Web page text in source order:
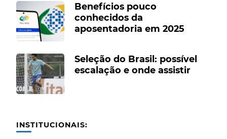
Benefícios pouco
conhecidos da
aposentadoria em 2025
Seleção do Brasil: possível
escalação e onde assistir
INSTITUCIONAIS: